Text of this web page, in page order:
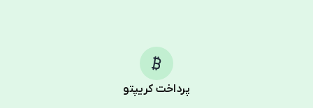
پرداخت کریپتو